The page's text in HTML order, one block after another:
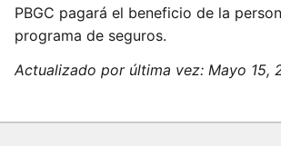
PBGC pagará el beneficio de la
programa de seguros.
Actualizado por última vez: Mayo 15,